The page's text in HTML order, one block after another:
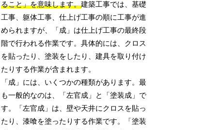
ること」を意味します。建築工事では、基礎
工事、躯体工事、仕上げ工事の順に工事が進
められますが、「成」は仕上げ工事の最終段
階で行われる作業です。具体的には、クロス
を貼ったり、塗装をしたり、建具を取り付け
たりする作業が含まれます。
「成」には、いくつかの種類があります。最
も一般的なのは、「左官成」と「塗装成」で
す。「左官成」は、壁や天井にクロスを貼っ
たり、漆喰を塗ったりする作業です。「塗装